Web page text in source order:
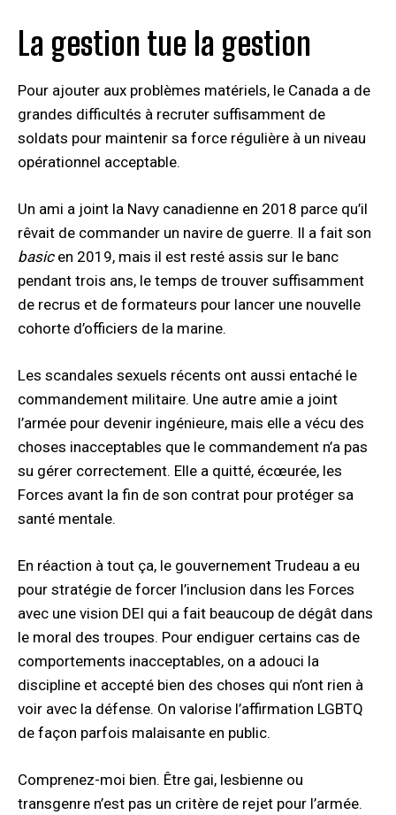
La gestion tue la gestion
Pour ajouter aux problèmes matériels, le Canada a de
grandes difficultés à recruter suffisamment de
soldats pour maintenir sa force régulière à un niveau
opérationnel acceptable.
Un ami a joint la Navy canadienne en 2018 parce qu’il
rêvait de commander un navire de guerre. Il a fait son
basic en 2019, mais il est resté assis sur le banc
pendant trois ans, le temps de trouver suffisamment
de recrus et de formateurs pour lancer une nouvelle
cohorte d’officiers de la marine.
Les scandales sexuels récents ont aussi entaché le
commandement militaire. Une autre amie a joint
l’armée pour devenir ingénieure, mais elle a vécu des
choses inacceptables que le commandement n’a pas
su gérer correctement. Elle a quitté, écœurée, les
Forces avant la fin de son contrat pour protéger sa
santé mentale.
En réaction à tout ça, le gouvernement Trudeau a eu
pour stratégie de forcer l’inclusion dans les Forces
avec une vision DEI qui a fait beaucoup de dégât dans
le moral des troupes. Pour endiguer certains cas de
comportements inacceptables, on a adouci la
discipline et accepté bien des choses qui n’ont rien à
voir avec la défense. On valorise l’affirmation LGBTQ
de façon parfois malaisante en public.
Comprenez-moi bien. Être gai, lesbienne ou
transgenre n’est pas un critère de rejet pour l’armée.